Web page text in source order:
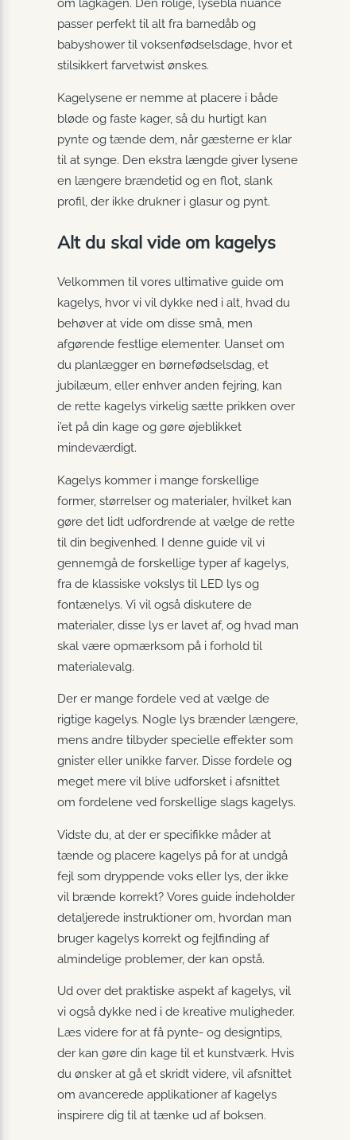
om lagkagen. Den rolige, lyseblå nuance
passer perfekt til alt fra barnedåb og
babyshower til voksenfødselsdage, hvor et
stilsikkert farvetwist ønskes.
Kagelysene er nemme at placere i både
bløde og faste kager, så du hurtigt kan
pynte og tænde dem, når gæsterne er klar
til at synge. Den ekstra længde giver lysene
en længere brændetid og en flot, slank
profil, der ikke drukner i glasur og pynt.
Alt du skal vide om kagelys
Velkommen til vores ultimative guide om
kagelys, hvor vi vil dykke ned i alt, hvad du
behøver at vide om disse små, men
afgørende festlige elementer. Uanset om
du planlægger en børnefødselsdag, et
jubilæum, eller enhver anden fejring, kan
de rette kagelys virkelig sætte prikken over
i’et på din kage og gøre øjeblikket
mindeværdigt.
Kagelys kommer i mange forskellige
former, størrelser og materialer, hvilket kan
gøre det lidt udfordrende at vælge de rette
til din begivenhed. I denne guide vil vi
gennemgå de forskellige typer af kagelys,
fra de klassiske vokslys til LED lys og
fontænelys. Vi vil også diskutere de
materialer, disse lys er lavet af, og hvad man
skal være opmærksom på i forhold til
materialevalg.
Der er mange fordele ved at vælge de
rigtige kagelys. Nogle lys brænder længere,
mens andre tilbyder specielle effekter som
gnister eller unikke farver. Disse fordele og
meget mere vil blive udforsket i afsnittet
om fordelene ved forskellige slags kagelys.
Vidste du, at der er specifikke måder at
tænde og placere kagelys på for at undgå
fejl som dryppende voks eller lys, der ikke
vil brænde korrekt? Vores guide indeholder
detaljerede instruktioner om, hvordan man
bruger kagelys korrekt og fejlfinding af
almindelige problemer, der kan opstå.
Ud over det praktiske aspekt af kagelys, vil
vi også dykke ned i de kreative muligheder.
Læs videre for at få pynte- og designtips,
der kan gøre din kage til et kunstværk. Hvis
du ønsker at gå et skridt videre, vil afsnittet
om avancerede applikationer af kagelys
inspirere dig til at tænke ud af boksen.